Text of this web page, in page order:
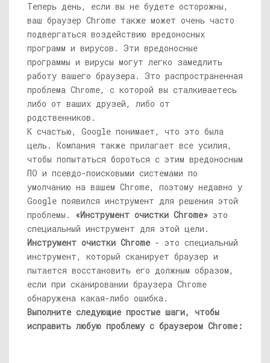
Теперь день, если вы не будете осторожны,
ваш браузер Chrome также может очень часто
подвергаться воздействию вредоносных
программ и вирусов. Эти вредоносные
программы и вирусы могут легко замедлить
работу вашего браузера. Это распространенная
проблема Chrome, с которой вы сталкиваетесь
либо от ваших друзей, либо от
родственников.
К счастью, Google понимает, что это была
цель. Компания также прилагает все усилия,
чтобы попытаться бороться с этим вредоносным
ПО и псевдо-поисковыми системами по
умолчанию на вашем Chrome, поэтому недавно у
Google появился инструмент для решения этой
проблемы. «Инструмент очистки Chrome» это
специальный инструмент для этой цели.
Инструмент очистки Chrome - это специальный
инструмент, который сканирует браузер и
пытается восстановить его должным образом,
если при сканировании браузера Chrome
обнаружена какая-либо ошибка.
Выполните следующие простые шаги, чтобы
исправить любую проблему с браузером Chrome: